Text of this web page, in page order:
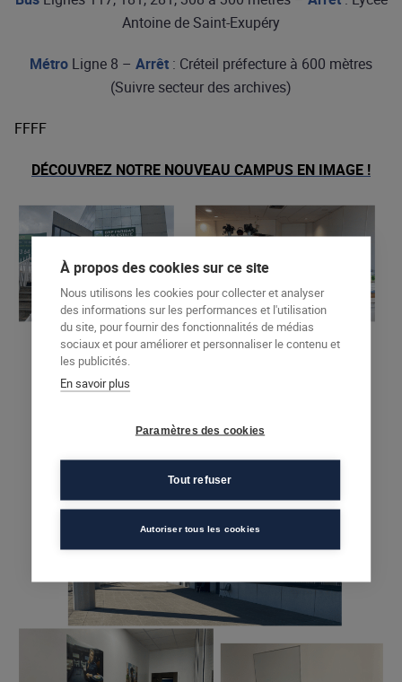
Antoine de Saint-Exupéry
Métro Ligne 8 – Arrêt : Créteil préfecture à 600 mètres
(Suivre secteur des archives)
FFFF
DÉCOUVREZ NOTRE NOUVEAU CAMPUS EN IMAGE !
À propos des cookies sur ce site
Nous utilisons les cookies pour collecter et analyser
des informations sur les performances et l'utilisation
du site, pour fournir des fonctionnalités de médias
sociaux et pour améliorer et personnaliser le contenu et
les publicités.
En savoir plus
Paramètres des cookies
Tout refuser
Autoriser tous les cookies